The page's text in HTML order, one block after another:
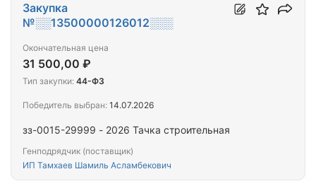
зз-0015-29999 - 2026 Тачка строительная
Генподрядчик (поставщик)
ИП Тамхаев Шамиль Асламбекович
Закупка
№░░13500000126012░░░
Окончательная цена
31 500,00 ₽
Тип закупки: 44-ФЗ
Победитель выбран: 14.07.2026